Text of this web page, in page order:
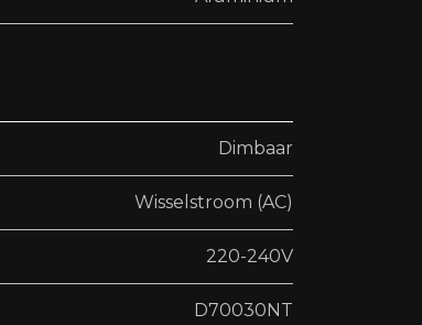
Dimbaar
Wisselstroom (AC)
220-240V
D70030NT